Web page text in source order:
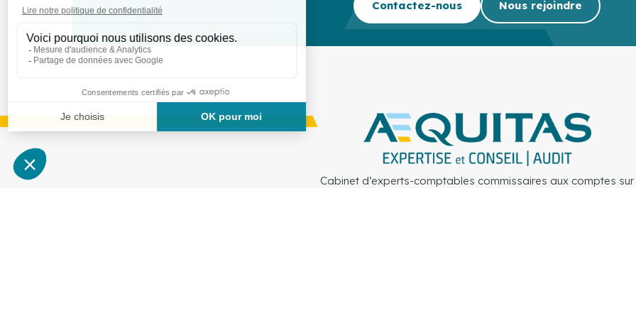
Contactez-nous Nous rejoindre
Cabinet d’experts-comptables commissaires aux comptes sur